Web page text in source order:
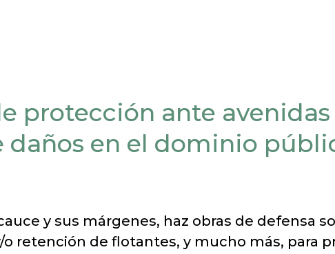
protección ante
daños en el dominio
y sus márgenes, haz obras de defensa
retención de flotantes, y mucho más, para